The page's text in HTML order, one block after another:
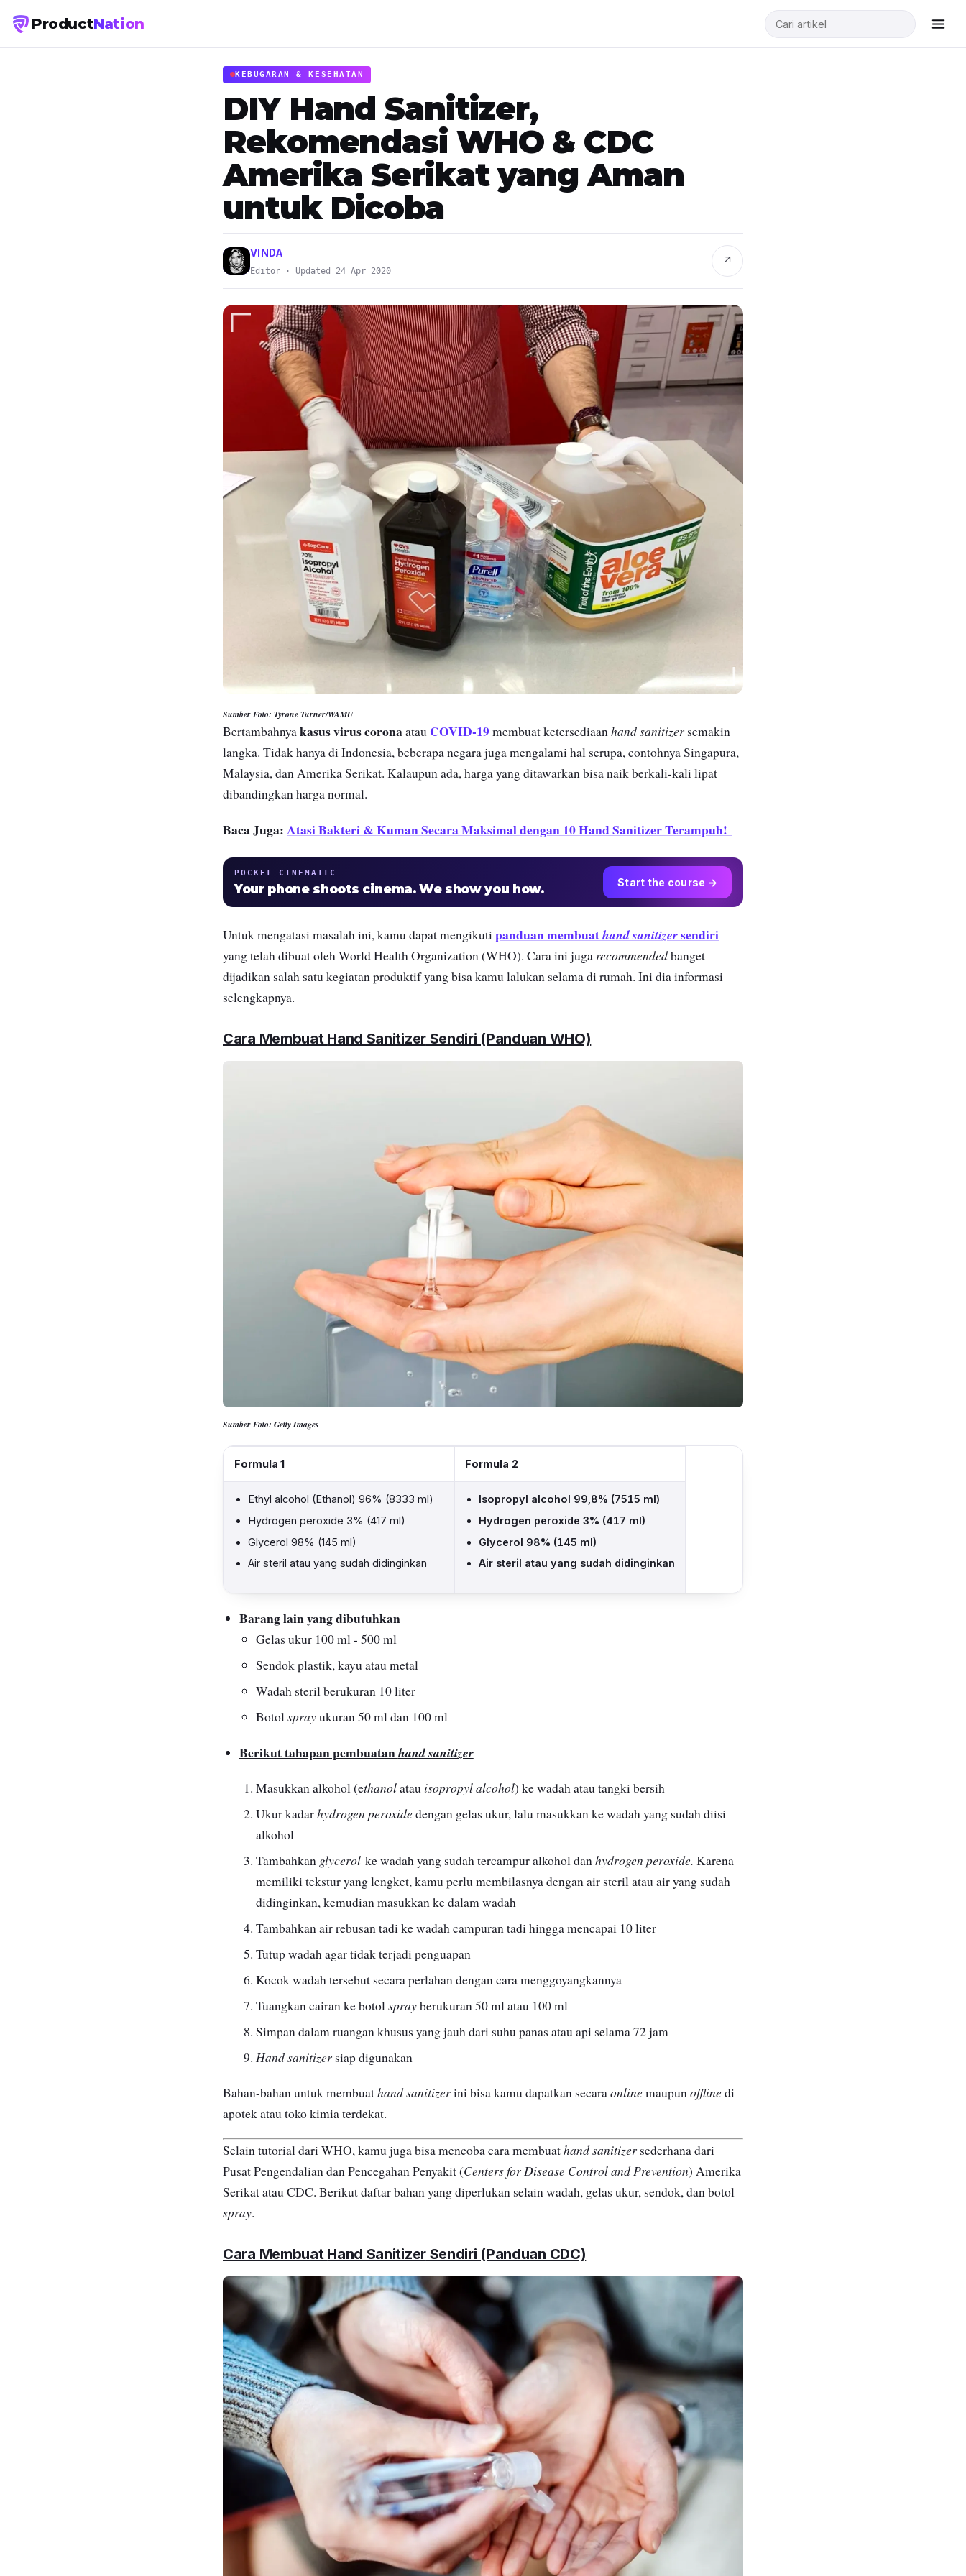
ProductNation
KEBUGARAN & KESEHATAN
DIY Hand Sanitizer,
Rekomendasi WHO & CDC
Amerika Serikat yang Aman
untuk Dicoba
VINDA
Editor · Updated 24 Apr 2020
↗
Sumber Foto: Tyrone Turner/WAMU
Bertambahnyakasus virus coronaatau COVID-19membuat ketersediaanhand sanitizer semakin
langka. Tidak hanya di Indonesia, beberapa negara juga mengalami hal serupa, contohnya Singapura,
Malaysia, dan Amerika Serikat. Kalaupun ada, harga yang ditawarkan bisa naik berkali-kali lipat
dibandingkan harga normal.
Baca Juga:Atasi Bakteri & Kuman Secara Maksimal dengan 10 Hand Sanitizer Terampuh!
POCKET CINEMATIC
Your phone shoots cinema. We show you how. Start the course →
Untuk mengatasi masalah ini, kamu dapat mengikutipanduan membuathand sanitizersendiri
yang telah dibuat oleh World Health Organization (WHO). Cara ini juga recommendedbanget
dijadikan salah satu kegiatan produktif yang bisa kamu lalukan selama di rumah. Ini dia informasi
selengkapnya.
Cara Membuat Hand SanitizerSendiri (Panduan WHO)
Sumber Foto: Getty Images
Formula 1 Formula 2
Ethyl alcohol (Ethanol) 96% (8333 ml)
Hydrogen peroxide 3% (417 ml)
Glycerol 98% (145 ml)
Air steril atau yang sudah didinginkan
Isopropyl alcohol 99,8% (7515 ml)
Hydrogen peroxide 3% (417 ml)
Glycerol 98% (145 ml)
Air steril atau yang sudah didinginkan
Barang lain yang dibutuhkan
Gelas ukur 100 ml - 500 ml
Sendok plastik, kayu atau metal
Wadah steril berukuran 10 liter
Botolsprayukuran 50 ml dan 100 ml
Berikut tahapan pembuatanhand sanitizer
Masukkan alkohol (ethanolatau isopropyl alcohol) ke wadah atau tangki bersih
Ukur kadarhydrogen peroxide dengan gelas ukur, lalu masukkan ke wadah yang sudah diisi
alkohol
Tambahkan glycerolke wadah yang sudah tercampur alkohol danhydrogen peroxide. Karena
memiliki tekstur yang lengket, kamu perlu membilasnya dengan air steril atau air yang sudah
didinginkan, kemudian masukkan ke dalam wadah
Tambahkan air rebusan tadi ke wadah campuran tadi hingga mencapai 10 liter
Tutup wadah agar tidak terjadi penguapan
Kocok wadah tersebut secara perlahan dengan cara menggoyangkannya
Tuangkan cairan ke botolsprayberukuran 50 ml atau 100 ml
Simpan dalam ruangan khusus yang jauh dari suhu panas atau api selama 72 jam
Hand sanitizersiap digunakan
Bahan-bahan untuk membuathand sanitizerini bisa kamu dapatkan secaraonline maupunoffline di
apotek atau toko kimia terdekat.
Selain tutorial dari WHO, kamu juga bisa mencoba cara membuathand sanitizer sederhana dari
Pusat Pengendalian dan Pencegahan Penyakit (Centers for Disease Control and Prevention) Amerika
Serikat atau CDC. Berikut daftar bahan yang diperlukan selain wadah, gelas ukur, sendok, dan botol
spray.
Cara Membuat Hand SanitizerSendiri (Panduan CDC)